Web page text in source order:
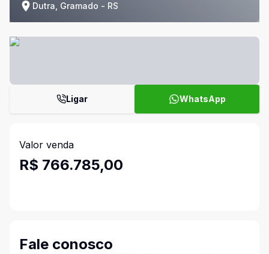
Dutra, Gramado - RS
Ligar WhatsApp
Valor venda
R$ 766.785,00
Fale conosco